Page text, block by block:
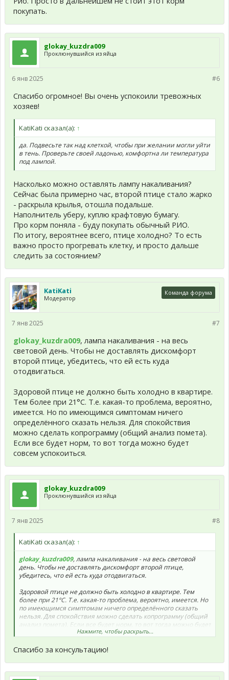
покупать.
glokay_kuzdra009
Проклюнувшийся из яйца
#6
6 янв 2025
Спасибо огромное! Вы очень успокоили тревожных
хозяев!
KatiKati сказал(а): ↑
да. Подвесьте так над клеткой, чтобы при желании могли уйти
в тень. Проверьте своей ладонью, комфортна ли температура
под лампой.
Насколько можно оставлять лампу накаливания?
Сейчас была примерно час, второй птице стало жарко
- раскрыла крылья, отошла подальше.
Наполнитель уберу, куплю крафтовую бумагу.
Про корм поняла - буду покупать обычный РИО.
По итогу, вероятнее всего, птице холодно? То есть
важно просто прогревать клетку, и просто дальше
следить за состоянием?
KatiKati
Модератор
Команда форума
#7
7 янв 2025
glokay_kuzdra009, лампа накаливания - на весь
световой день. Чтобы не доставлять дискомфорт
второй птице, убедитесь, что ей есть куда
отодвигаться.
Здоровой птице не должно быть холодно в квартире.
Тем более при 21°С. Т.е. какая-то проблема, вероятно,
имеется. Но по имеющимся симптомам ничего
определённого сказать нельзя. Для спокойствия
можно сделать копрограмму (общий анализ помета).
Если все будет норм, то вот тогда можно будет
совсем успокоиться.
glokay_kuzdra009
Проклюнувшийся из яйца
#8
7 янв 2025
KatiKati сказал(а): ↑
glokay_kuzdra009, лампа накаливания - на весь световой
день. Чтобы не доставлять дискомфорт второй птице,
убедитесь, что ей есть куда отодвигаться.
Здоровой птице не должно быть холодно в квартире. Тем
более при 21°С. Т.е. какая-то проблема, вероятно, имеется. Но
по имеющимся симптомам ничего определённого сказать
нельзя. Для спокойствия можно сделать копрограмму (общий
анализ помета). Если все будет норм, то вот тогда можно будет
совсем успокоиться.Нажмите, чтобы раскрыть...
Спасибо за консультацию!